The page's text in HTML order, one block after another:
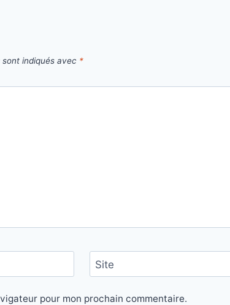
indiqués avec *
Site
pour mon prochain commentaire.